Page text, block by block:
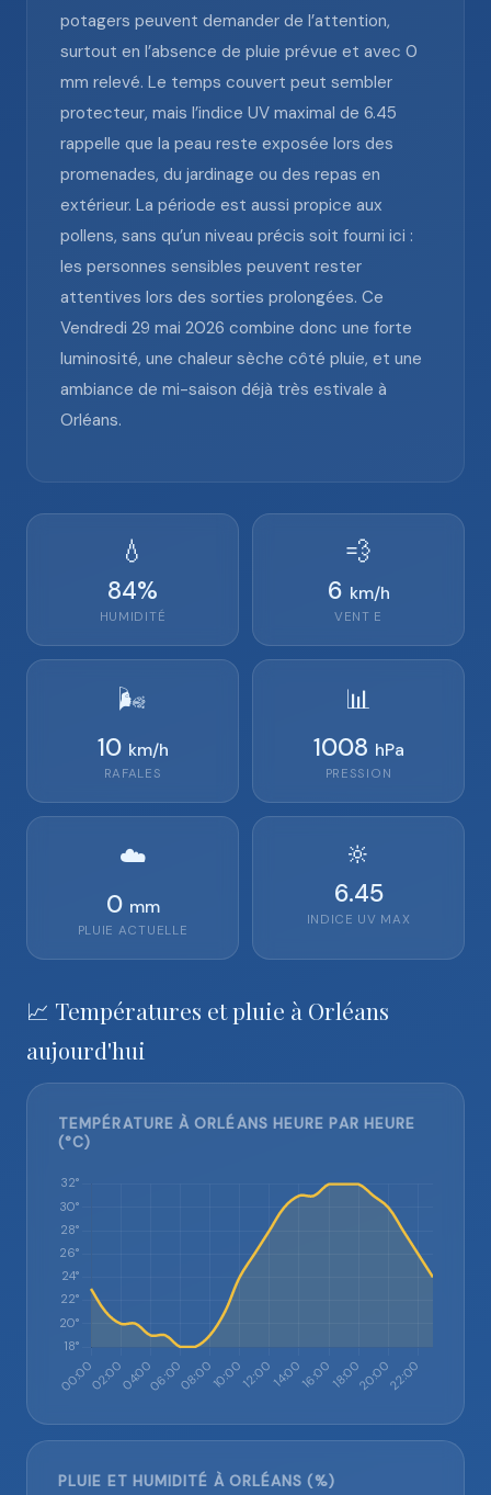
potagers peuvent demander de l’attention,
surtout en l’absence de pluie prévue et avec 0
mm relevé. Le temps couvert peut sembler
protecteur, mais l’indice UV maximal de 6.45
rappelle que la peau reste exposée lors des
promenades, du jardinage ou des repas en
extérieur. La période est aussi propice aux
pollens, sans qu’un niveau précis soit fourni ici :
les personnes sensibles peuvent rester
attentives lors des sorties prolongées. Ce
Vendredi 29 mai 2026 combine donc une forte
luminosité, une chaleur sèche côté pluie, et une
ambiance de mi-saison déjà très estivale à
Orléans.
💧
84%
HUMIDITÉ
💨
6 km/h
VENT E
🌬️
10 km/h
RAFALES
📊
1008 hPa
PRESSION
☁️
0 mm
PLUIE ACTUELLE
🔆
6.45
INDICE UV MAX
📈 Températures et pluie à Orléans
aujourd'hui
TEMPÉRATURE À ORLÉANS HEURE PAR HEURE
(°C)
PLUIE ET HUMIDITÉ À ORLÉANS (%)